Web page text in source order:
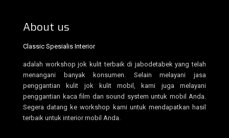
About us
Classic Spesialis Interior
adalah workshop jok kulit terbaik di jabodetabek yang telah
menangani banyak konsumen. Selain melayani jasa
penggantian kulit jok kulit mobil, kami juga melayani
penggantian kaca film dan sound system untuk mobil Anda.
Segera datang ke workshop kami untuk mendapatkan hasil
terbaik untuk interior mobil Anda.